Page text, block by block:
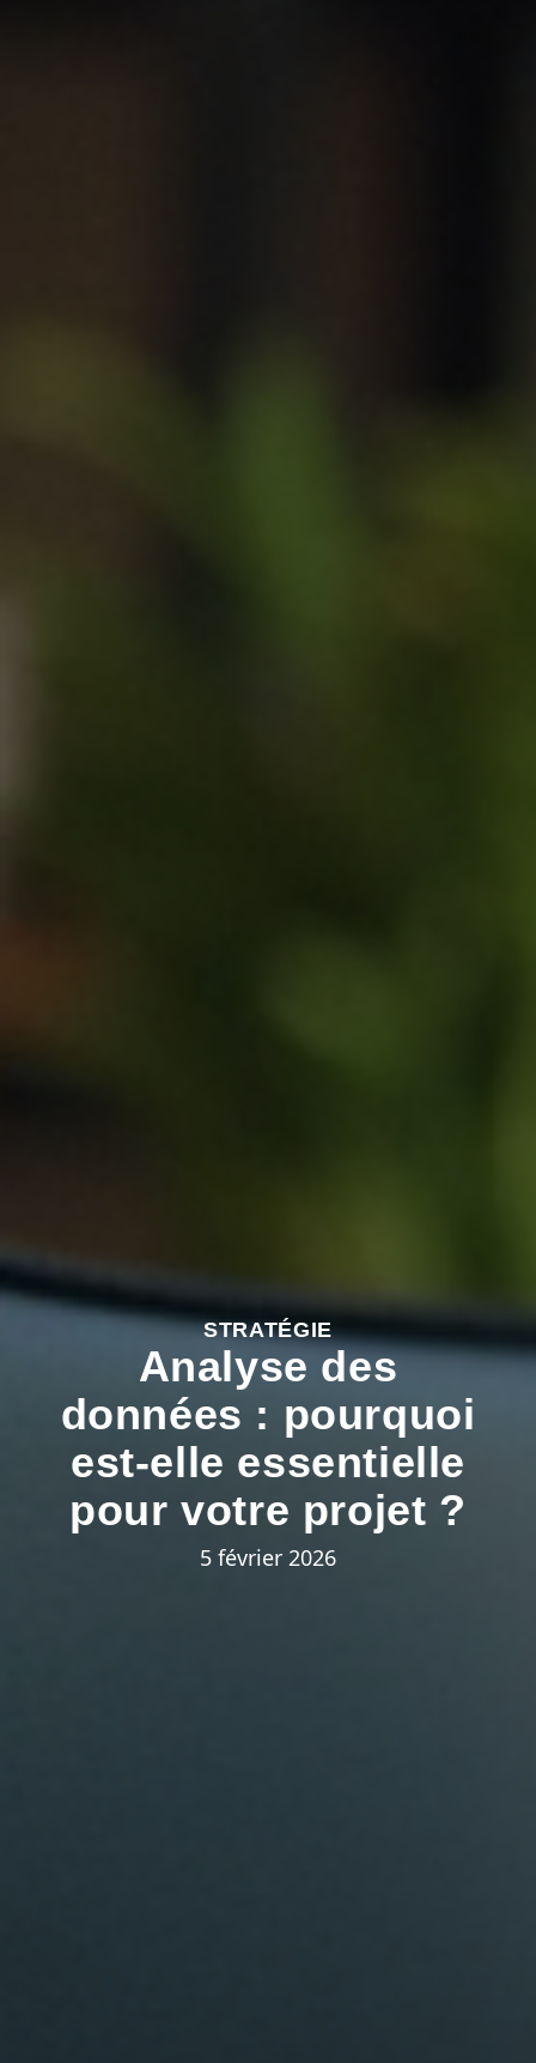
STRATÉGIE
Analyse des
données : pourquoi
est-elle essentielle
pour votre projet ?
5 février 2026